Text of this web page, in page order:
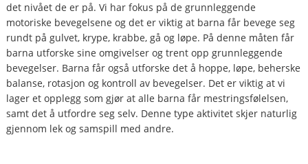
det nivået de er på. Vi har fokus på de grunnleggende
motoriske bevegelsene og det er viktig at barna får bevege seg
rundt på gulvet, krype, krabbe, gå og løpe. På denne måten får
barna utforske sine omgivelser og trent opp grunnleggende
bevegelser. Barna får også utforske det å hoppe, løpe, beherske
balanse, rotasjon og kontroll av bevegelser. Det er viktig at vi
lager et opplegg som gjør at alle barna får mestringsfølelsen,
samt det å utfordre seg selv. Denne type aktivitet skjer naturlig
gjennom lek og samspill med andre.